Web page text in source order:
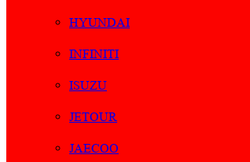
HYUNDAI
INFINITI
ISUZU
JETOUR
JAECOO